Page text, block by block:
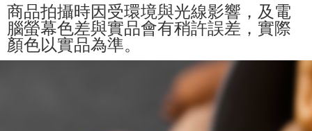
商品拍攝時因受環境與光線影響，及電
腦螢幕色差與實品會有稍許誤差，實際
顏色以實品為準。